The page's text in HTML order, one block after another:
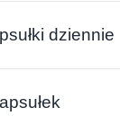
dziennie